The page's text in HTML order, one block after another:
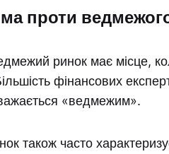
проти
ринок має місце,
фінансових
«ведмежим».
також часто